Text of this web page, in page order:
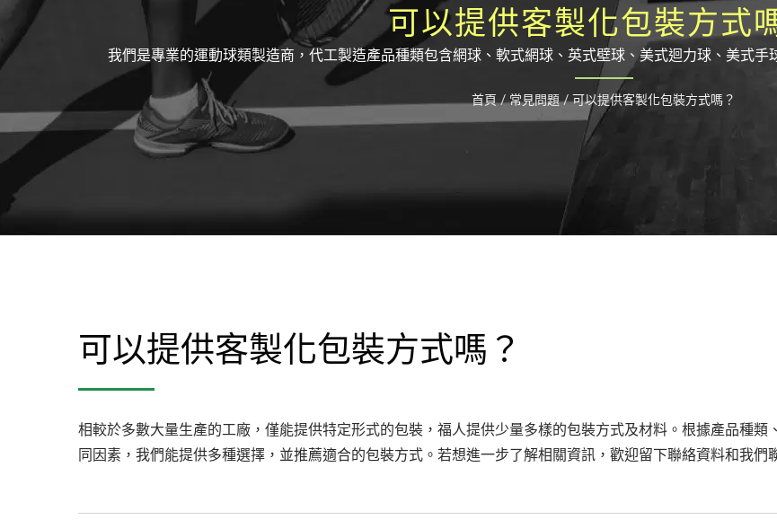
可以提供客製化包裝方式
我們是專業的運動球類製造商，代工製造產品種類包含網球、軟式網球、英式壁球、美式迴力球、美式
睞，數年來共同研發出多樣新款球種，也擁有多個生產製程
首頁 / 常見問題 / 可以提供客製化包裝方式嗎？
可以提供客製化包裝方式嗎？
相較於多數大量生產的工廠，僅能提供特定形式的包裝，福人提供少量多樣的包裝方式及材料。根據產品種
同因素，我們能提供多種選擇，並推薦適合的包裝方式。若想進一步了解相關資訊，歡迎留下聯絡資料和我們